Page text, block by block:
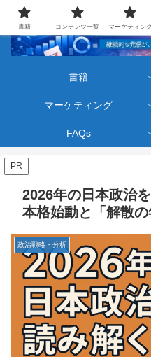
書籍
マーケティング
FAQs
PR
2026年の日本政治
本格始動と「解散
政治戦略・分析
書籍 コンテンツ一覧 マーケティン